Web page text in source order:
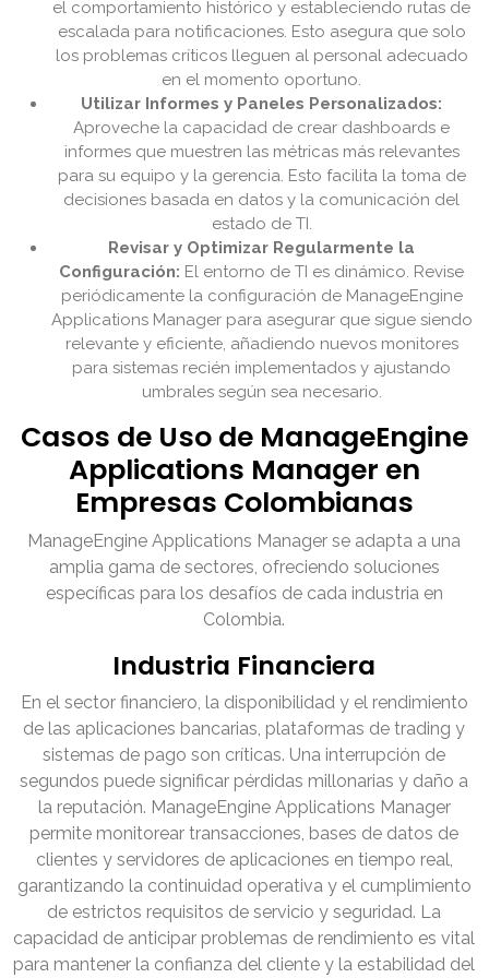
el comportamiento histórico y estableciendo rutas de
escalada para notificaciones. Esto asegura que solo
los problemas críticos lleguen al personal adecuado
en el momento oportuno.
Utilizar Informes y Paneles Personalizados:
Aproveche la capacidad de crear dashboards e
informes que muestren las métricas más relevantes
para su equipo y la gerencia. Esto facilita la toma de
decisiones basada en datos y la comunicación del
estado de TI.
Revisar y Optimizar Regularmente la
Configuración: El entorno de TI es dinámico. Revise
periódicamente la configuración de ManageEngine
Applications Manager para asegurar que sigue siendo
relevante y eficiente, añadiendo nuevos monitores
para sistemas recién implementados y ajustando
umbrales según sea necesario.
Casos de Uso de ManageEngine
Applications Manager en
Empresas Colombianas
ManageEngine Applications Manager se adapta a una
amplia gama de sectores, ofreciendo soluciones
específicas para los desafíos de cada industria en
Colombia.
Industria Financiera
En el sector financiero, la disponibilidad y el rendimiento
de las aplicaciones bancarias, plataformas de trading y
sistemas de pago son críticas. Una interrupción de
segundos puede significar pérdidas millonarias y daño a
la reputación. ManageEngine Applications Manager
permite monitorear transacciones, bases de datos de
clientes y servidores de aplicaciones en tiempo real,
garantizando la continuidad operativa y el cumplimiento
de estrictos requisitos de servicio y seguridad. La
capacidad de anticipar problemas de rendimiento es vital
para mantener la confianza del cliente y la estabilidad del